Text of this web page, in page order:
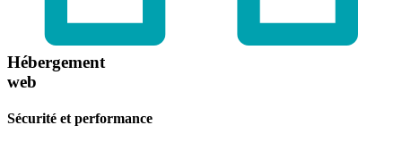
Hébergement
web
Sécurité et performance